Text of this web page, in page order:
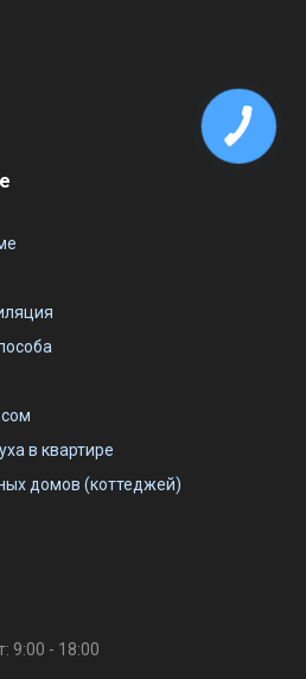
в квартире
домов (коттеджей)
9:00 - 18:00